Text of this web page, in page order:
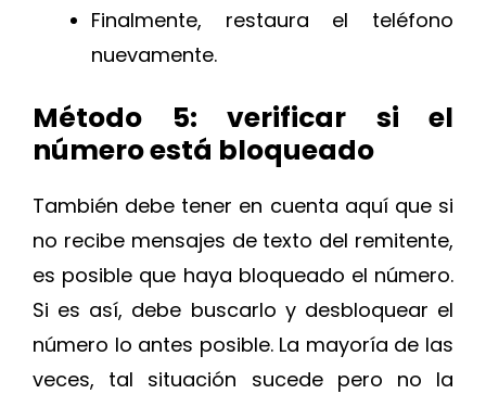
Finalmente, restaura el teléfono
nuevamente.
Método 5: verificar si el
número está bloqueado
También debe tener en cuenta aquí que si
no recibe mensajes de texto del remitente,
es posible que haya bloqueado el número.
Si es así, debe buscarlo y desbloquear el
número lo antes posible. La mayoría de las
veces, tal situación sucede pero no la